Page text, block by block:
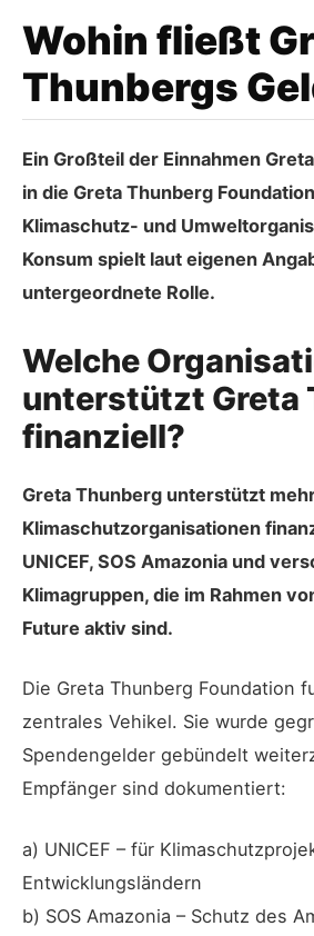
Wohin fließt
Thunbergs
Ein Großteil der Einnahmen
in die Greta Thunberg
Klimaschutz- und
Konsum spielt laut eigenen
untergeordnete Rolle.
Welche
unterstützt Greta
finanziell?
Greta Thunberg unterstützt
Klimaschutzorganisationen
UNICEF, SOS Amazonia und
Klimagruppen, die im Rahmen
Future aktiv sind.
Die Greta Thunberg Foundation
zentrales Vehikel. Sie wurde
Spendengelder gebündelt
Empfänger sind dokumentiert:
a) UNICEF – für
Entwicklungsländern
b) SOS Amazonia – Schutz des